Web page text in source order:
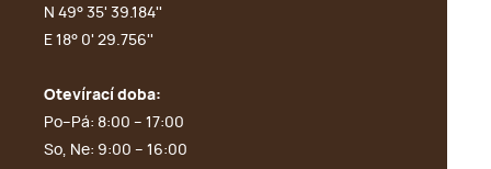
N 49° 35' 39.184''
E 18° 0' 29.756''
Otevírací doba:
Po–Pá: 8:00 – 17:00
So, Ne: 9:00 – 16:00